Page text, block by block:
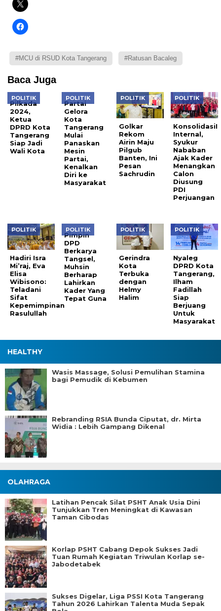
#MCU di RSUD Kota Tangerang #Ratusan Bacaleg
Baca Juga
POLITIK
Pilkada
2024,
Ketua
DPRD Kota
Tangerang
Siap Jadi
Wali Kota
POLITIK
Partai
Gelora
Kota
Tangerang
Mulai
Panaskan
Mesin
Partai,
Kenalkan
Diri ke
Masyarakat
POLITIK
Golkar
Rekom
Airin Maju
Pilgub
Banten, Ini
Pesan
Sachrudin
POLITIK
KonsolidasiI
Internal,
Syukur
Nababan
Ajak Kader
Menangkan
Calon
Diusung
PDI
Perjuangan
POLITIK
Hadiri Isra
Mi’raj, Eva
Elisa
Wibisono:
Teladani
Sifat
Kepemimpinan
Rasulullah
POLITIK
Pimpin
DPD
Berkarya
Tangsel,
Muhsin
Berharap
Lahirkan
Kader Yang
Tepat Guna
POLITIK
Gerindra
Kota
Terbuka
dengan
Helmy
Halim
POLITIK
Nyaleg
DPRD Kota
Tangerang,
Ilham
Fadillah
Siap
Berjuang
Untuk
Masyarakat
HEALTHY
Wasis Massage, Solusi Pemulihan Stamina
bagi Pemudik di Kebumen
Rebranding RSIA Bunda Ciputat, dr. Mirta
Widia : Lebih Gampang Dikenal
OLAHRAGA
Latihan Pencak Silat PSHT Anak Usia Dini
Tunjukkan Tren Meningkat di Kawasan
Taman Cibodas
Korlap PSHT Cabang Depok Sukses Jadi
Tuan Rumah Kegiatan Triwulan Korlap se-
Jabodetabek
Sukses Digelar, Liga PSSI Kota Tangerang
Tahun 2026 Lahirkan Talenta Muda Sepak